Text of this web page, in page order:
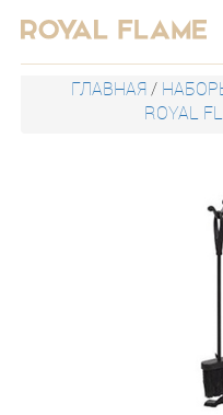
Акции
Электрокамины
Порталы для
ГЛАВНАЯ/
ROYAL